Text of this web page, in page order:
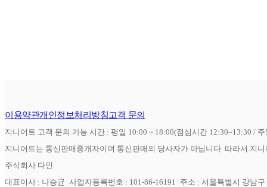
이용약관개인정보처리방침고객 문의
지니어트 고객 문의 가능 시간 : 평일 10:00 ~ 18:00(점심시간 12:30~13:30 /
지니어트는 통신판매중개자이며 통신판매의 당사자가 아닙니다. 따라서 지
주식회사 다인
대표이사 : 나승균 사업자등록번호 : 101-86-16191 주소 : 서울특별시 강남